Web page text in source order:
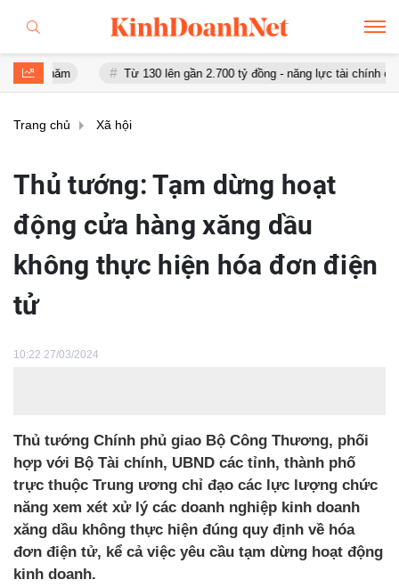
Từ 130 lên gần 2.700 tỷ đồng - năng lực tài chính của Bamboo
Trang chủ Xã hội
Thủ tướng: Tạm dừng hoạt
động cửa hàng xăng dầu
không thực hiện hóa đơn điện
tử
10:22 27/03/2024
Thủ tướng Chính phủ giao Bộ Công Thương, phối
hợp với Bộ Tài chính, UBND các tỉnh, thành phố
trực thuộc Trung ương chỉ đạo các lực lượng chức
năng xem xét xử lý các doanh nghiệp kinh doanh
xăng dầu không thực hiện đúng quy định về hóa
đơn điện tử, kể cả việc yêu cầu tạm dừng hoạt động
kinh doanh.